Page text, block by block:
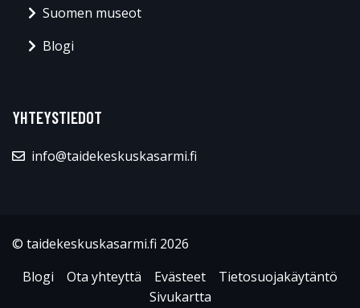
Suomen museot
Blogi
YHTEYSTIEDOT
info@taidekeskuskasarmi.fi
© taidekeskuskasarmi.fi 2026
Blogi
Ota yhteyttä Evästeet
Tietosuojakäytäntö
Sivukartta